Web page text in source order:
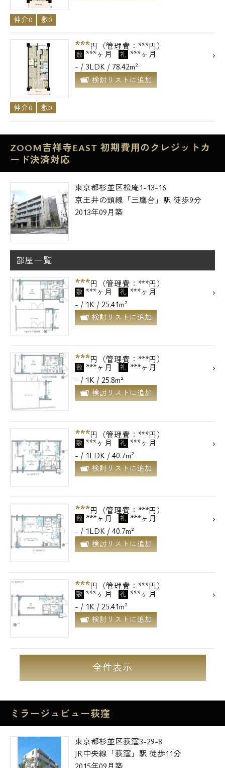
仲介0 敷0
***円（管理費：***円）
敷 ***ヶ月 礼 ***ヶ月
- / 3LDK / 78.42m²
検討リストに追加
仲介0 敷0
ZOOM吉祥寺EAST 初期費用のクレジットカ
ード決済対応
東京都杉並区松庵1-13-16
京王井の頭線「三鷹台」駅 徒歩9分
2013年09月築
部屋一覧
***円（管理費：***円）
敷 ***ヶ月 礼 ***ヶ月
- / 1K / 25.41m²
検討リストに追加
***円（管理費：***円）
敷 ***ヶ月 礼 ***ヶ月
- / 1K / 25.8m²
検討リストに追加
***円（管理費：***円）
敷 ***ヶ月 礼 ***ヶ月
- / 1LDK / 40.7m²
検討リストに追加
***円（管理費：***円）
敷 ***ヶ月 礼 ***ヶ月
- / 1LDK / 40.7m²
検討リストに追加
***円（管理費：***円）
敷 ***ヶ月 礼 ***ヶ月
- / 1K / 25.41m²
検討リストに追加
全件表示
ミラージュビュー荻窪
東京都杉並区荻窪3-29-8
JR中央線「荻窪」駅 徒歩11分
2015年09月築